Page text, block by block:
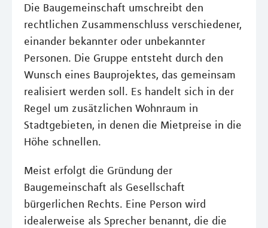
Die Baugemeinschaft umschreibt den
rechtlichen Zusammenschluss verschiedener,
einander bekannter oder unbekannter
Personen. Die Gruppe entsteht durch den
Wunsch eines Bauprojektes, das gemeinsam
realisiert werden soll. Es handelt sich in der
Regel um zusätzlichen Wohnraum in
Stadtgebieten, in denen die Mietpreise in die
Höhe schnellen.
Meist erfolgt die Gründung der
Baugemeinschaft als Gesellschaft
bürgerlichen Rechts. Eine Person wird
idealerweise als Sprecher benannt, die die